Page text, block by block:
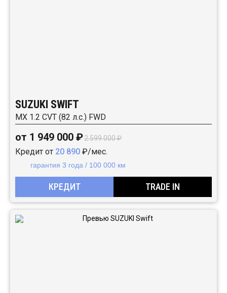
SUZUKI SWIFT
MX 1.2 CVT (82 л.с.) FWD
от 1 949 000 ₽2 599 000 ₽
Кредит от 20 890 ₽/мес.
гарантия 3 года / 100 000 км
КРЕДИТ TRADE IN